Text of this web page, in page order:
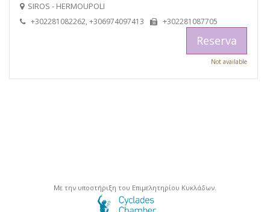
SIROS - HERMOUPOLI
+302281082262, +306974097413 +302281087705
Reserva
Not available
Με την υποστήριξη του Επιμελητηρίου Κυκλάδων.